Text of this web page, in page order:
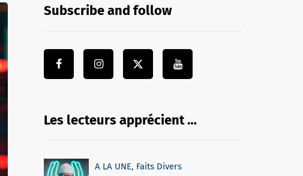
Subscribe and follow
Les lecteurs apprécient …
A LA UNE, Faits Divers